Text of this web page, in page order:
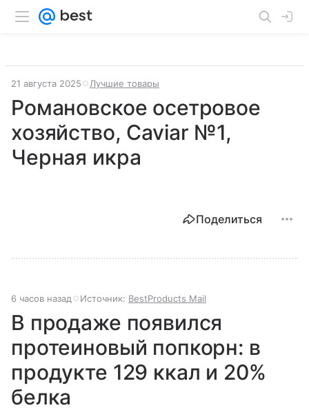
21 августа 2025 Лучшие товары
Романовское осетровое
хозяйство, Caviar №1,
Черная икра
Поделиться
6 часов назад Источник: BestProducts Mail
В продаже появился
протеиновый попкорн: в
продукте 129 ккал и 20%
белка